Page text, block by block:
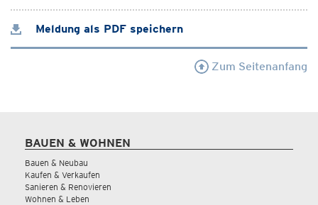
Meldung als PDF speichern
Zum Seitenanfang
BAUEN & WOHNEN
Bauen & Neubau
Kaufen & Verkaufen
Sanieren & Renovieren
Wohnen & Leben